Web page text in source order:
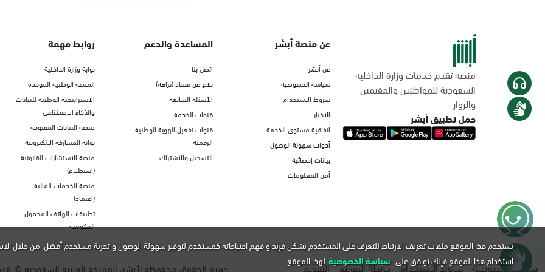
منصة تقدم خدمات وزارة الداخلية
السعودية للمواطنين والمقيمين
والزوار
حمل تطبيق أبشر
عن منصة أبشر
عن أبشر
سياسة الخصوصية
شروط الاستخدام
الاخبار
اتفاقية مستوى الخدمة
أدوات سهولة الوصول
بيانات إحصائية
أمن المعلومات
المساعدة والدعم
اتصل بنا
بلاغ عن فساد (نزاهة)
الأسئلة الشائعة
قنوات الخدمة
قنوات تفعيل الهوية الوطنية
الرقمية
التسجيل والاشتراك
روابط مهمة
بوابة وزارة الداخلية
المنصة الوطنية الموحدة
الاستراتيجية الوطنية للبيانات
والذكاء الاصطناعي
منصة البيانات المفتوحة
بوابة المشاركة الالكترونية
منصة الاستشارات القانونية
(استطلاع)
منصة الخدمات المالية
(اعتماد)
تطبيقات الهاتف المحمول
الحكومية
سياسة الخصوصية شروط الاستخدام خريطة الموقع التقويم جميع الحقوق محفوظة لأبشر، المملكة العربية السعودية ©
يستخدم هذا الموقع ملفات تعريف الارتباط للتعرف على المستخدم بشكل فريد و فهم احتياجاته كمستخدم لتوفير سهولة الوصول و تجربة مستخدم أفضل. من خلال
استخدام هذا الموقع فإنك توافق على سياسة الخصوصية لهذا الموقع.